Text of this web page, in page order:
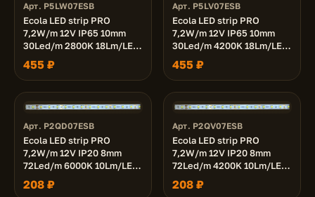
Арт. P5LW07ESB
Ecola LED strip PRO
7,2W/m 12V IP65 10mm
30Led/m 2800K 18Lm/LED
540Lm/m светодиодная
лента на катушке 5м.
455 ₽
Арт. P5LV07ESB
Ecola LED strip PRO
7,2W/m 12V IP65 10mm
30Led/m 4200K 18Lm/LED
540Lm/m светодиодная
лента на катушке 5м.
455 ₽
Арт. P2QD07ESB
Ecola LED strip PRO
7,2W/m 12V IP20 8mm
72Led/m 6000K 10Lm/LED
720Lm/m светодиодная
лента на катушке 5м.
208 ₽
Арт. P2QV07ESB
Ecola LED strip PRO
7,2W/m 12V IP20 8mm
72Led/m 4200K 10Lm/LED
720Lm/m светодиодная
лента на катушке 5м.
208 ₽